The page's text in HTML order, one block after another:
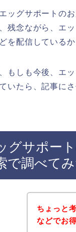
ッグサポートの
残念ながら、エ
を配信している
もしも今後、エ
いたら、記事に
グサポー
で調べてみ
ちょっと
などでお